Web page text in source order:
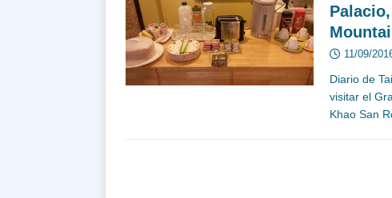
11/09/
Diario de
visitar el
Khao San